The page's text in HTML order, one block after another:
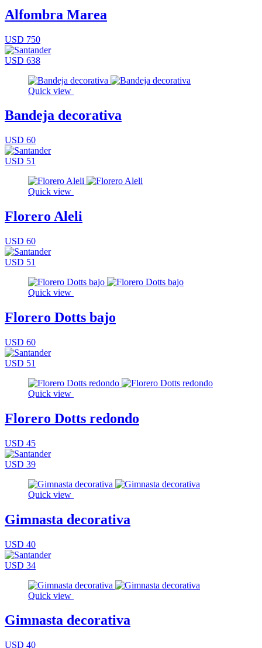
Alfombra Marea
USD 750
USD 638
Quick view
Bandeja decorativa
USD 60
USD 51
Quick view
Florero Aleli
USD 60
USD 51
Quick view
Florero Dotts bajo
USD 60
USD 51
Quick view
Florero Dotts redondo
USD 45
USD 39
Quick view
Gimnasta decorativa
USD 40
USD 34
Quick view
Gimnasta decorativa
USD 40